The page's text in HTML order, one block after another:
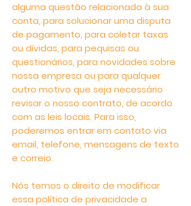
alguma questão relacionada à sua
conta, para solucionar uma disputa
de pagamento, para coletar taxas
ou dívidas, para pequisas ou
questionários, para novidades sobre
nossa empresa ou para qualquer
outro motivo que seja necessário
revisar o nosso contrato, de acordo
com as leis locais. Para isso,
poderemos entrar em contato via
email, telefone, mensagens de texto
e correio.
Nós temos o direito de modificar
essa política de privacidade a